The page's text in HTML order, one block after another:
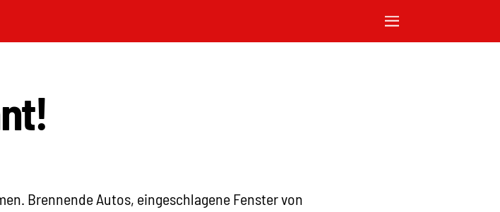
Brennende Autos, eingeschlagene Fenster von